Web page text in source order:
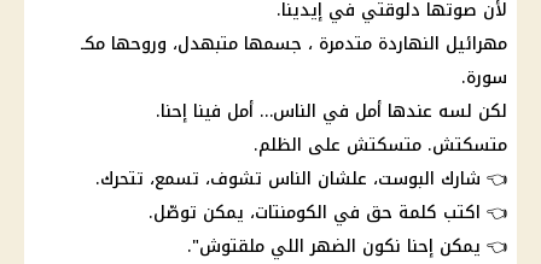
لأن صوتها دلوقتي في إيدينا.
مهرائيل النهاردة متدمرة ، جسمها متبهدل، وروحها مكـ
سورة.
لكن لسه عندها أمل في الناس… أمل فينا إحنا.
متسكتش. متسكتش على الظلم.
👈 شارك البوست، علشان الناس تشوف، تسمع، تتحرك.
👈 اكتب كلمة حق في الكومنتات، يمكن توصّل.
👈 يمكن إحنا نكون الضهر اللي ملقتوش".